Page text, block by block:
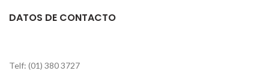
DATOS DE CONTACTO
Telf: (01) 380 3727